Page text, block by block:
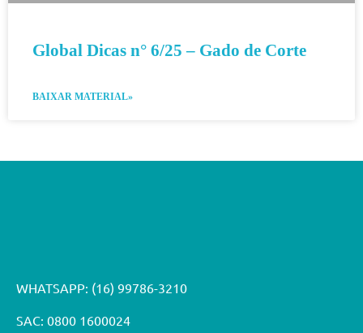
Global Dicas n° 6/25 – Gado de Corte
BAIXAR MATERIAL»
WHATSAPP: (16) 99786-3210
SAC: 0800 1600024